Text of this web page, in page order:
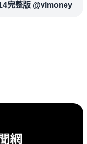
完整版 @vlmoney